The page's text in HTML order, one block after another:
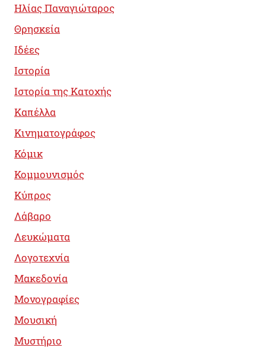
Ηλίας Παναγιώταρος
Θρησκεία
Ιδέες
Ιστορία
Ιστορία της Κατοχής
Καπέλλα
Κινηματογράφος
Κόμικ
Κομμουνισμός
Κύπρος
Λάβαρο
Λευκώματα
Λογοτεχνία
Μακεδονία
Μονογραφίες
Μουσική
Μυστήριο